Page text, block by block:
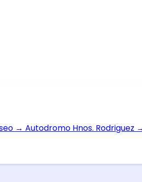
→ Autodromo Hnos. Rodriguez